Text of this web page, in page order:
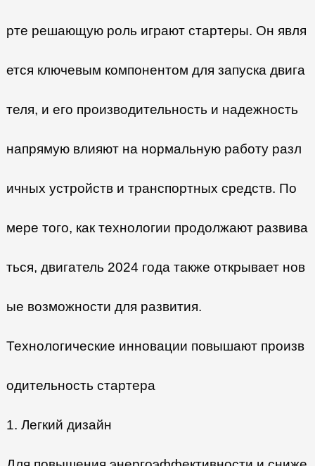
рте решающую роль играют стартеры. Он явля
ется ключевым компонентом для запуска двига
теля, и его производительность и надежность
напрямую влияют на нормальную работу разл
ичных устройств и транспортных средств. По
мере того, как технологии продолжают развива
ться, двигатель 2024 года также открывает нов
ые возможности для развития.
Технологические инновации повышают произв
одительность стартера
1. Легкий дизайн